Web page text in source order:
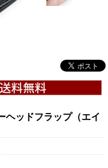
ヘッドフラップ（エイ